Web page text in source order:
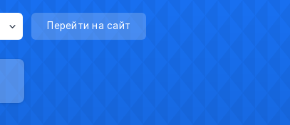
Перейти на сайт